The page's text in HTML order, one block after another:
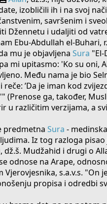
izobličili ih i na svoj
savršenim i
Džennetu i udaljiti od
Ebu-Abdullah el-Buhari,
mu je objavljenaSura
mi upitasmo: 'Ko su oni,
Među nama je bio
’Da je iman kod
(Prenose ga, također,
u različitim verzijama, a
predmetnaSura -
Iz tog razloga
dž.š. Mudžahid i drugi o
odnose na Arape,
s.a.v.s. "On
propisa i odredbi